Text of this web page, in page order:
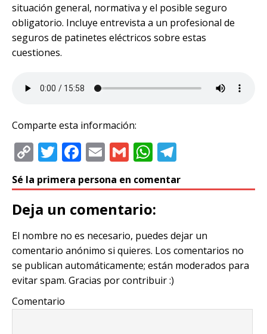
situación general, normativa y el posible seguro
obligatorio. Incluye entrevista a un profesional de
seguros de patinetes eléctricos sobre estas
cuestiones.
Comparte esta información:
C
p
y
Li
n
k
T
it
te
r
F
c
e
b
o
o
k
E
ai
l
G
ai
l
W
at
s
A
p
p
e
ra
m
Sé la primera persona en comentar
Deja un comentario:
El nombre no es necesario, puedes dejar un
comentario anónimo si quieres. Los comentarios no
se publican automáticamente; están moderados para
evitar spam. Gracias por contribuir :)
Comentario